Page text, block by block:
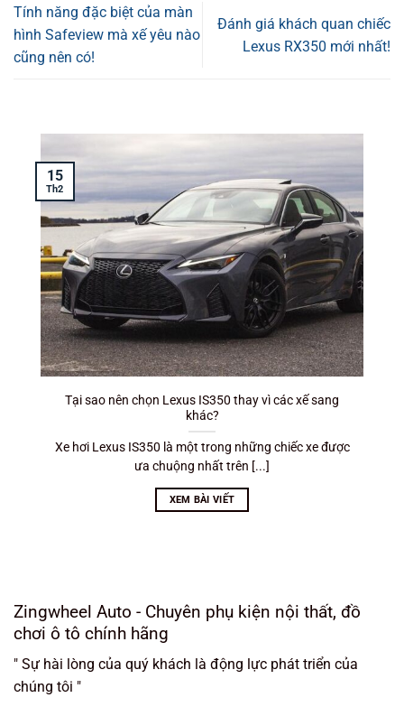
Tính năng đặc biệt của màn
hình Safeview mà xế yêu nào
cũng nên có!
Đánh giá khách quan chiếc
Lexus RX350 mới nhất!
Tại sao nên chọn Lexus IS350 thay vì các xế sang
khác?
Xe hơi Lexus IS350 là một trong những chiếc xe được
ưa chuộng nhất trên [...]
XEM BÀI VIẾT
15
Th2
Zingwheel Auto - Chuyên phụ kiện nội thất, đồ
chơi ô tô chính hãng
" Sự hài lòng của quý khách là động lực phát triển của
chúng tôi "